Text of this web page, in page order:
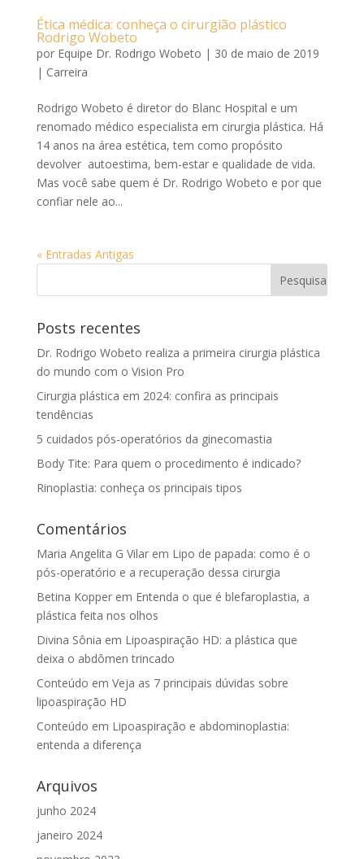
Ética médica: conheça o cirurgião plástico
Rodrigo Wobeto
por Equipe Dr. Rodrigo Wobeto | 30 de maio de 2019
| Carreira
Rodrigo Wobeto é diretor do Blanc Hospital e um
renomado médico especialista em cirurgia plástica. Há
14 anos na área estética, tem como propósito
devolver autoestima, bem-estar e qualidade de vida.
Mas você sabe quem é Dr. Rodrigo Wobeto e por que
confiar nele ao...
« Entradas Antigas
Posts recentes
Dr. Rodrigo Wobeto realiza a primeira cirurgia plástica
do mundo com o Vision Pro
Cirurgia plástica em 2024: confira as principais
tendências
5 cuidados pós-operatórios da ginecomastia
Body Tite: Para quem o procedimento é indicado?
Rinoplastia: conheça os principais tipos
Comentários
Maria Angelita G Vilarem Lipo de papada: como é o
pós-operatório e a recuperação dessa cirurgia
Betina Kopperem Entenda o que é blefaroplastia, a
plástica feita nos olhos
Divina Sônia em Lipoaspiração HD: a plástica que
deixa o abdômen trincado
Conteúdo em Veja as 7 principais dúvidas sobre
lipoaspiração HD
Conteúdo em Lipoaspiração e abdominoplastia:
entenda a diferença
Arquivos
junho 2024
janeiro 2024